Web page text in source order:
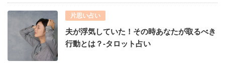
片思い占い
夫が浮気していた！その時あなたが取るべき
行動とは？-タロット占い